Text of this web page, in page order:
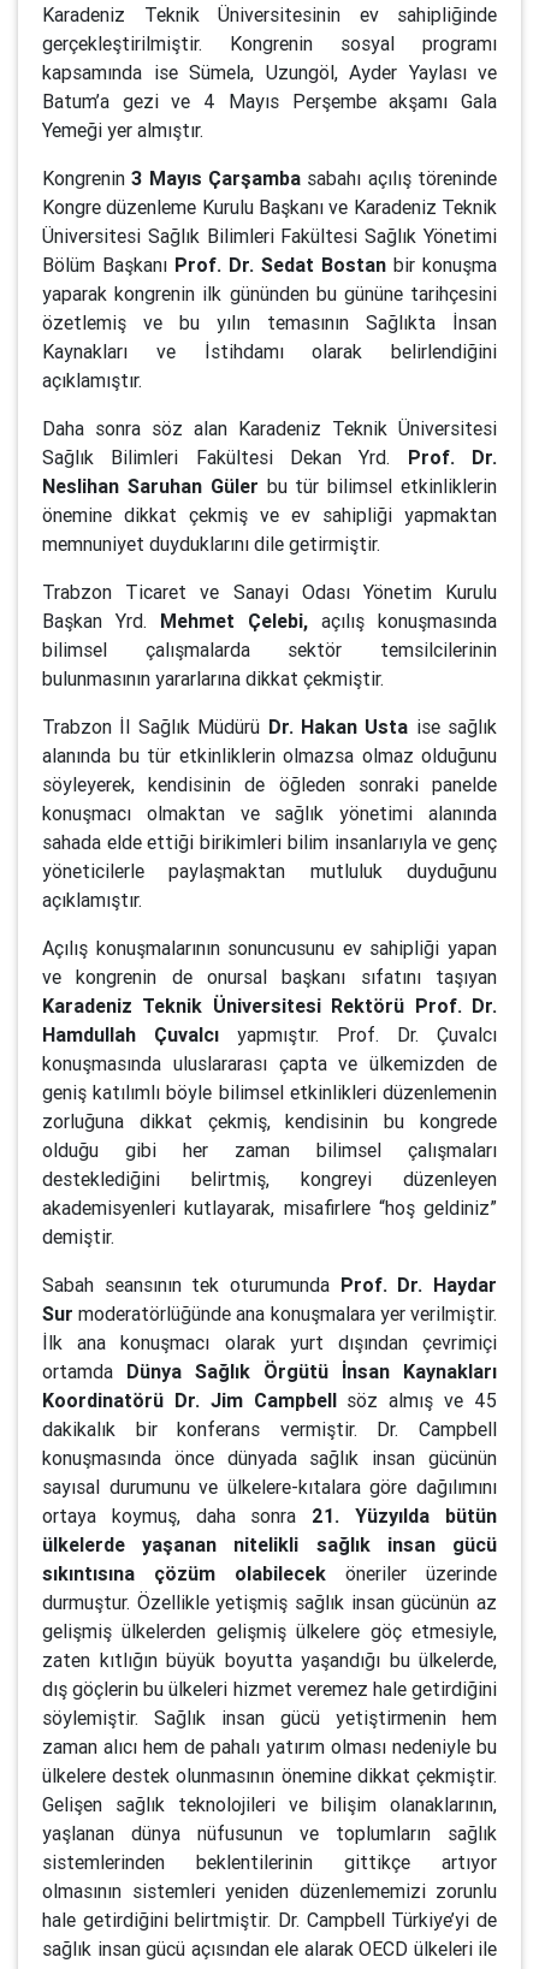
Karadeniz Teknik Üniversitesinin ev sahipliğinde
gerçekleştirilmiştir. Kongrenin sosyal programı
kapsamında ise Sümela, Uzungöl, Ayder Yaylası ve
Batum’a gezi ve 4 Mayıs Perşembe akşamı Gala
Yemeği yer almıştır.
Kongrenin3 Mayıs Çarşamba sabahı açılış töreninde
Kongre düzenleme Kurulu Başkanı ve Karadeniz Teknik
Üniversitesi Sağlık Bilimleri Fakültesi Sağlık Yönetimi
Bölüm Başkanı Prof. Dr. Sedat Bostan bir konuşma
yaparak kongrenin ilk gününden bu gününe tarihçesini
özetlemiş ve bu yılın temasının Sağlıkta İnsan
Kaynakları ve İstihdamı olarak belirlendiğini
açıklamıştır.
Daha sonra söz alan Karadeniz Teknik Üniversitesi
Sağlık Bilimleri Fakültesi Dekan Yrd. Prof. Dr.
Neslihan Saruhan Güler bu tür bilimsel etkinliklerin
önemine dikkat çekmiş ve ev sahipliği yapmaktan
memnuniyet duyduklarını dile getirmiştir.
Trabzon Ticaret ve Sanayi Odası Yönetim Kurulu
Başkan Yrd. Mehmet Çelebi, açılış konuşmasında
bilimsel çalışmalarda sektör temsilcilerinin
bulunmasının yararlarına dikkat çekmiştir.
Trabzon İl Sağlık Müdürü Dr. Hakan Usta ise sağlık
alanında bu tür etkinliklerin olmazsa olmaz olduğunu
söyleyerek, kendisinin de öğleden sonraki panelde
konuşmacı olmaktan ve sağlık yönetimi alanında
sahada elde ettiği birikimleri bilim insanlarıyla ve genç
yöneticilerle paylaşmaktan mutluluk duyduğunu
açıklamıştır.
Açılış konuşmalarının sonuncusunu ev sahipliği yapan
ve kongrenin de onursal başkanı sıfatını taşıyan
Karadeniz Teknik Üniversitesi Rektörü Prof. Dr.
Hamdullah Çuvalcı yapmıştır. Prof. Dr. Çuvalcı
konuşmasında uluslararası çapta ve ülkemizden de
geniş katılımlı böyle bilimsel etkinlikleri düzenlemenin
zorluğuna dikkat çekmiş, kendisinin bu kongrede
olduğu gibi her zaman bilimsel çalışmaları
desteklediğini belirtmiş, kongreyi düzenleyen
akademisyenleri kutlayarak, misafirlere “hoş geldiniz”
demiştir.
Sabah seansının tek oturumunda Prof. Dr. Haydar
Sur moderatörlüğünde ana konuşmalara yer verilmiştir.
İlk ana konuşmacı olarak yurt dışından çevrimiçi
ortamda Dünya Sağlık Örgütü İnsan Kaynakları
Koordinatörü Dr. Jim Campbellsöz almış ve 45
dakikalık bir konferans vermiştir. Dr. Campbell
konuşmasında önce dünyada sağlık insan gücünün
sayısal durumunu ve ülkelere-kıtalara göre dağılımını
ortaya koymuş, daha sonra 21. Yüzyılda bütün
ülkelerde yaşanan nitelikli sağlık insan gücü
sıkıntısına çözüm olabilecek öneriler üzerinde
durmuştur. Özellikle yetişmiş sağlık insan gücünün az
gelişmiş ülkelerden gelişmiş ülkelere göç etmesiyle,
zaten kıtlığın büyük boyutta yaşandığı bu ülkelerde,
dış göçlerin bu ülkeleri hizmet veremez hale getirdiğini
söylemiştir. Sağlık insan gücü yetiştirmenin hem
zaman alıcı hem de pahalı yatırım olması nedeniyle bu
ülkelere destek olunmasının önemine dikkat çekmiştir.
Gelişen sağlık teknolojileri ve bilişim olanaklarının,
yaşlanan dünya nüfusunun ve toplumların sağlık
sistemlerinden beklentilerinin gittikçe artıyor
olmasının sistemleri yeniden düzenlememizi zorunlu
hale getirdiğini belirtmiştir. Dr. Campbell Türkiye’yi de
sağlık insan gücü açısından ele alarak OECD ülkeleri ile